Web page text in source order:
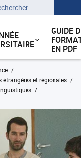
GUIDE
EN PDF
étrangères et régionales